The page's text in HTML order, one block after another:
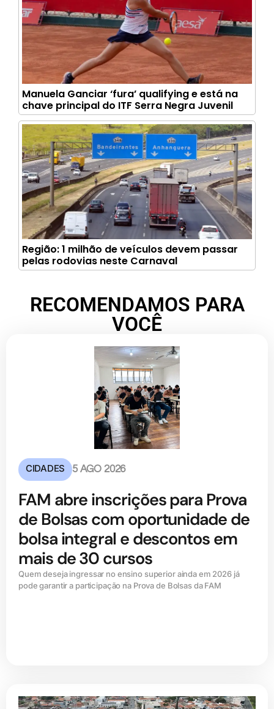
Manuela Ganciar ‘fura’ qualifying e está na
chave principal do ITF Serra Negra Juvenil
Região: 1 milhão de veículos devem passar
pelas rodovias neste Carnaval
RECOMENDAMOS PARA
VOCÊ
CIDADES 5 AGO 2026
FAM abre inscrições para Prova
de Bolsas com oportunidade de
bolsa integral e descontos em
mais de 30 cursos
Quem deseja ingressar no ensino superior ainda em 2026 já
pode garantir a participação na Prova de Bolsas da FAM